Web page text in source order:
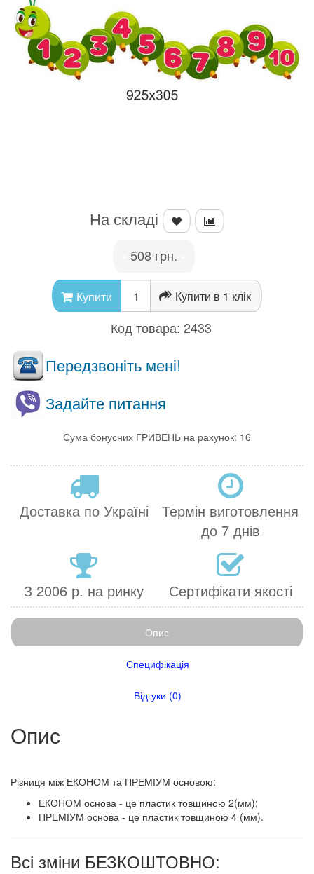
На складі
508 грн.
Купити Купити в 1 клік
Код товара: 2433
Передзвоніть мені!
Задайте питання
Сума бонусних ГРИВЕНЬ на рахунок: 16
Доставка по Україні
Термін виготовлення
до 7 днів
З 2006 р. на ринку Сертифікати якості
Опис
Специфікація
Відгуки (0)
Опис
​​Різниця між ЕКОНОМ та ПРЕМІУМ основою:
ЕКОНОМ основа - це пластик товщиною 2(мм);
ПРЕМІУМ основа - це пластик товщиною 4 (мм).
Всі зміни БЕЗКОШТОВНО: